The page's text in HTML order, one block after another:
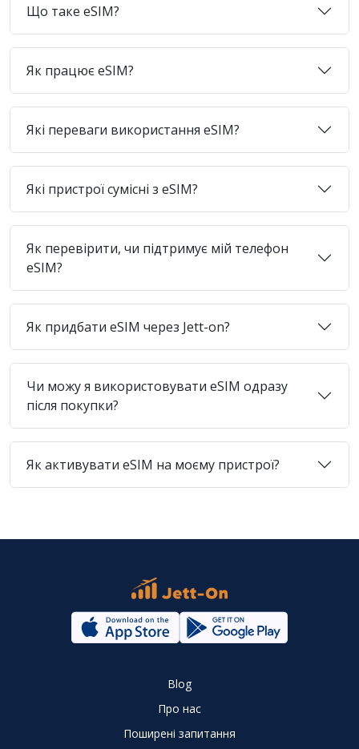
Що таке eSIM?
Як працює eSIM?
Які переваги використання eSIM?
Які пристрої сумісні з eSIM?
Як перевірити, чи підтримує мій телефон
eSIM?
Як придбати eSIM через Jett-on?
Чи можу я використовувати eSIM одразу
після покупки?
Як активувати eSIM на моєму пристрої?
Blog
Про нас
Поширені запитання